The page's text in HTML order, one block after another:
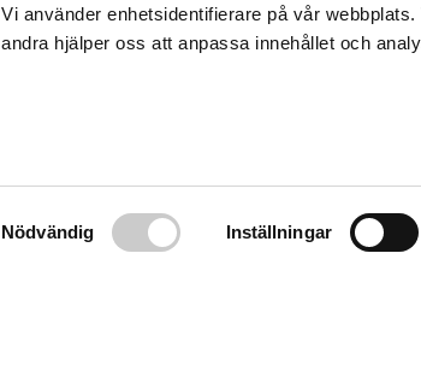
Vi använder enhetsidentifierare på vår
andra hjälper oss att anpassa innehållet och
Samtyckesval
Nödvändig Inställningar